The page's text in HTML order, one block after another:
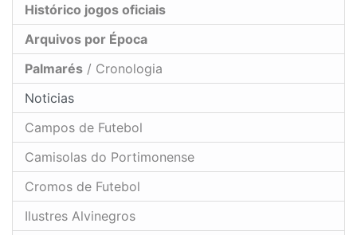
Histórico jogos oficiais
Arquivos por Época
Palmarés / Cronologia
Noticias
Campos de Futebol
Camisolas do Portimonense
Cromos de Futebol
Ilustres Alvinegros